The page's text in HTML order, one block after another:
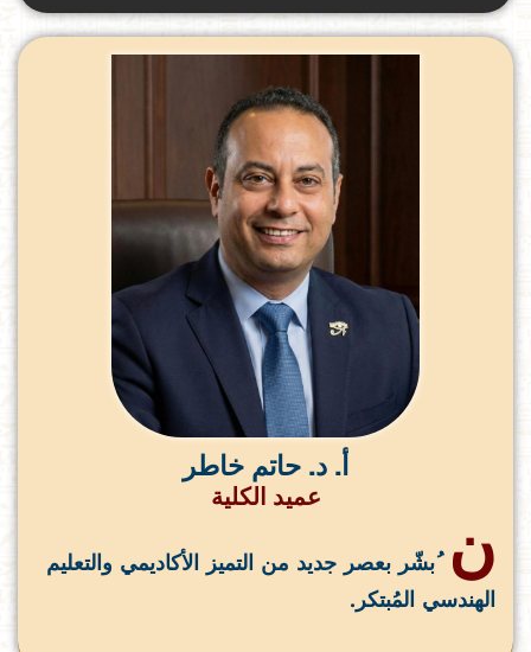
أ. د. حاتم خاطر
عميد الكلية
ن
ُبشّر بعصر جديد من التميز الأكاديمي والتعليم
الهندسي المُبتكر.